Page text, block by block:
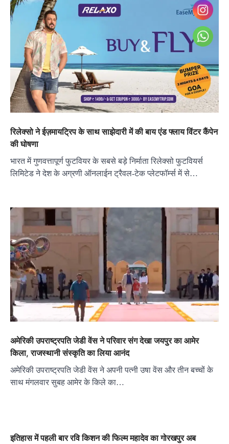
रिलेक्सो ने ईज़मायट्रिप के साथ साझेदारी में की बाय एंड फ्लाय विंटर कैंपेन
की घोषणा
भारत में गुणवत्तापूर्ण फुटवियर के सबसे बड़े निर्माता रिलेक्सो फुटवियर्स
लिमिटेड ने देश के अग्रणी ऑनलाईन ट्रैवल-टेक प्लेटफॉर्म्स में से…
अमेरिकी उपराष्ट्रपति जेडी वेंस ने परिवार संग देखा जयपुर का आमेर
किला, राजस्थानी संस्कृति का लिया आनंद
अमेरिकी उपराष्ट्रपति जेडी वेंस ने अपनी पत्नी उषा वेंस और तीन बच्चों के
साथ मंगलवार सुबह आमेर के किले का…
इतिहास में पहली बार रवि किशन की फिल्म महादेव का गोरखपुर अब